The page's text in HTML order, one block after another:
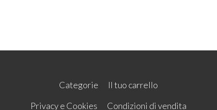
Categorie
Il tuo carrello
Privacy e Cookies
Condizioni di vendita